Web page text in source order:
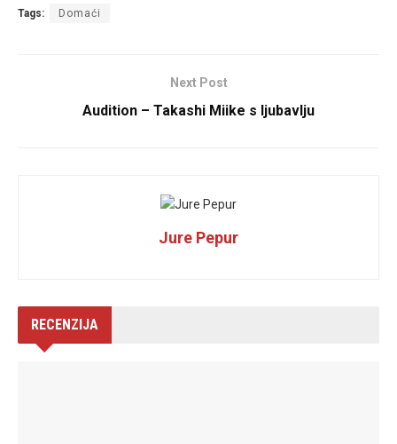
Tags: Domaći
Next Post
Audition – Takashi Miike s ljubavlju
Jure Pepur
RECENZIJA